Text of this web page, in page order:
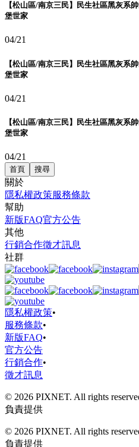
【松山區/南京三民】民生社區黑灰系
堡世家
04/21
【松山區/南京三民】民生社區黑灰系
堡世家
04/21
【松山區/南京三民】民生社區黑灰系
堡世家
04/21
首頁 搜尋
關於
隱私權政策服務條款
幫助
新版FAQ官方公告
其他
行銷合作徵才訊息
社群
隱私權政策•
服務條款•
新版FAQ•
官方公告
行銷合作•
徵才訊息
© 2026 PIXNET. All rights
負責提供
© 2026 PIXNET. All rights
負責提供